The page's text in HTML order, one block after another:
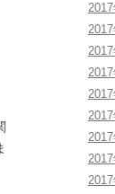
2017
2017
2017
2017
2017
2017
2017
2017
2017